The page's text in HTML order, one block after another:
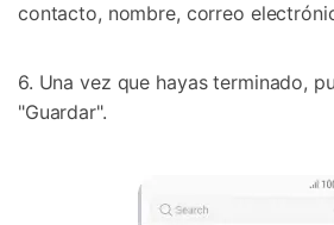
contacto, nombre, correo
6. Una vez que hayas terminado,
"Guardar".